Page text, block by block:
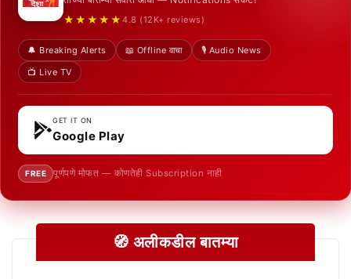
★★★★★ 4.8 (12K+ reviews)
🔔 Breaking Alerts 📖 Offline वाचा
🎙️ Audio News
📺 Live TV
GET IT ON
Google Play
FREE पूर्णपणे मोफत — कोणतेही Subscription नाही
🧭 अलीकडील बातम्या